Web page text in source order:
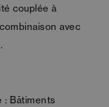
couplée à
avec
: Bâtiments